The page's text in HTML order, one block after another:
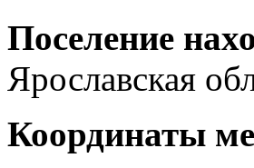
Поселение
Ярославская
Координаты